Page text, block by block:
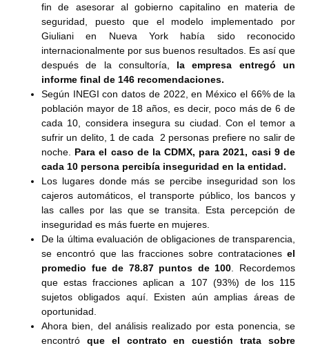
fin de asesorar al gobierno capitalino en materia de
seguridad, puesto que el modelo implementado por
Giuliani en Nueva York había sido reconocido
internacionalmente por sus buenos resultados. Es así que
después de la consultoría, la empresa entregó un
informe final de 146 recomendaciones.
Según INEGI con datos de 2022, en México el 66% de la
población mayor de 18 años, es decir, poco más de 6 de
cada 10, considera insegura su ciudad. Con el temor a
sufrir un delito, 1 de cada 2 personas prefiere no salir de
noche.
Para el caso de la CDMX, para 2021, casi 9 de
cada 10 persona percibía inseguridad en la entidad.
Los lugares donde más se percibe inseguridad son los
cajeros automáticos, el transporte público, los bancos y
las calles por las que se transita. Esta percepción de
inseguridad es más fuerte en mujeres.
De la última evaluación de obligaciones de transparencia,
se encontró que las fracciones sobre contrataciones el
promedio fue de 78.87 puntos de 100 . Recordemos
que estas fracciones aplican a 107 (93%) de los 115
sujetos obligados aquí. Existen aún amplias áreas de
oportunidad.
Ahora bien, del análisis realizado por esta ponencia, se
encontró que el contrato en cuestión trata sobre